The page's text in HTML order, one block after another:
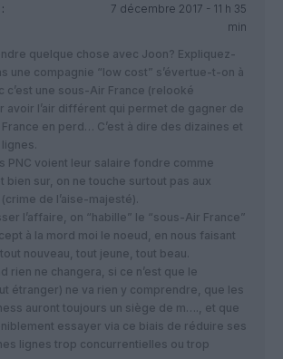
7 décembre 2017 - 11 h 35
min
quelque chose avec Joon? Expliquez-
une compagnie “low cost” s’évertue-t-on à
c’est une sous-Air France (relooké
avoir l’air différent qui permet de gagner de
France en perd… C’est à dire des dizaines et
PNC voient leur salaire fondre comme
bien sur, on ne touche surtout pas aux
de l’aise-majesté).
l’affaire, on “habille” le “sous-Air France”
à la mord moi le noeud, en nous faisant
nouveau, tout jeune, tout beau.
rien ne changera, si ce n’est que le
étranger) ne va rien y comprendre, que les
auront toujours un siège de m…., et que
essayer via ce biais de réduire ses
lignes trop concurrentielles ou trop